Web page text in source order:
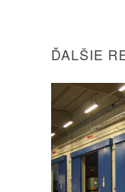
ĎALŠIE